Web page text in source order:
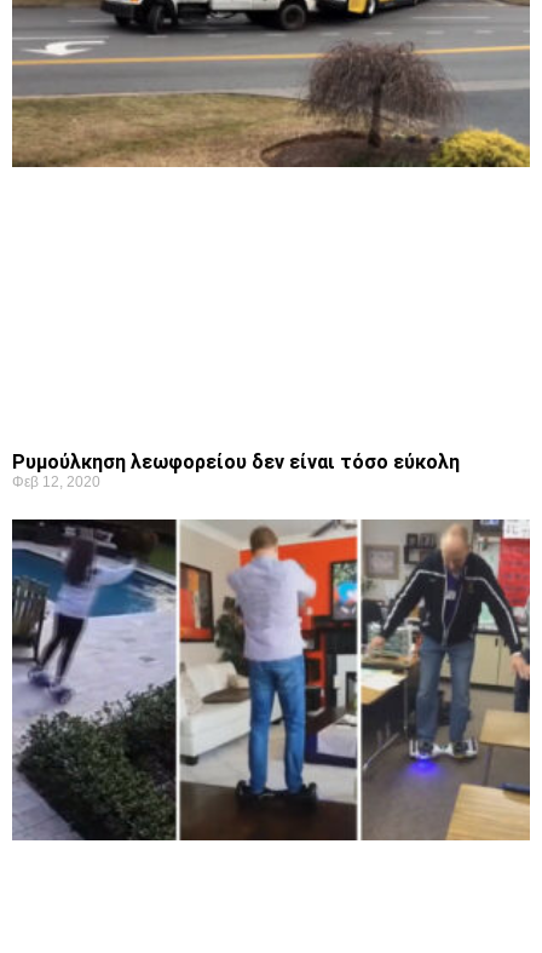
Ρυμούλκηση λεωφορείου δεν είναι τόσο εύκολη
Φεβ 12, 2020